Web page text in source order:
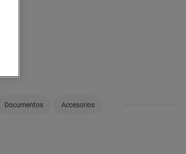
Documentos Accesorios